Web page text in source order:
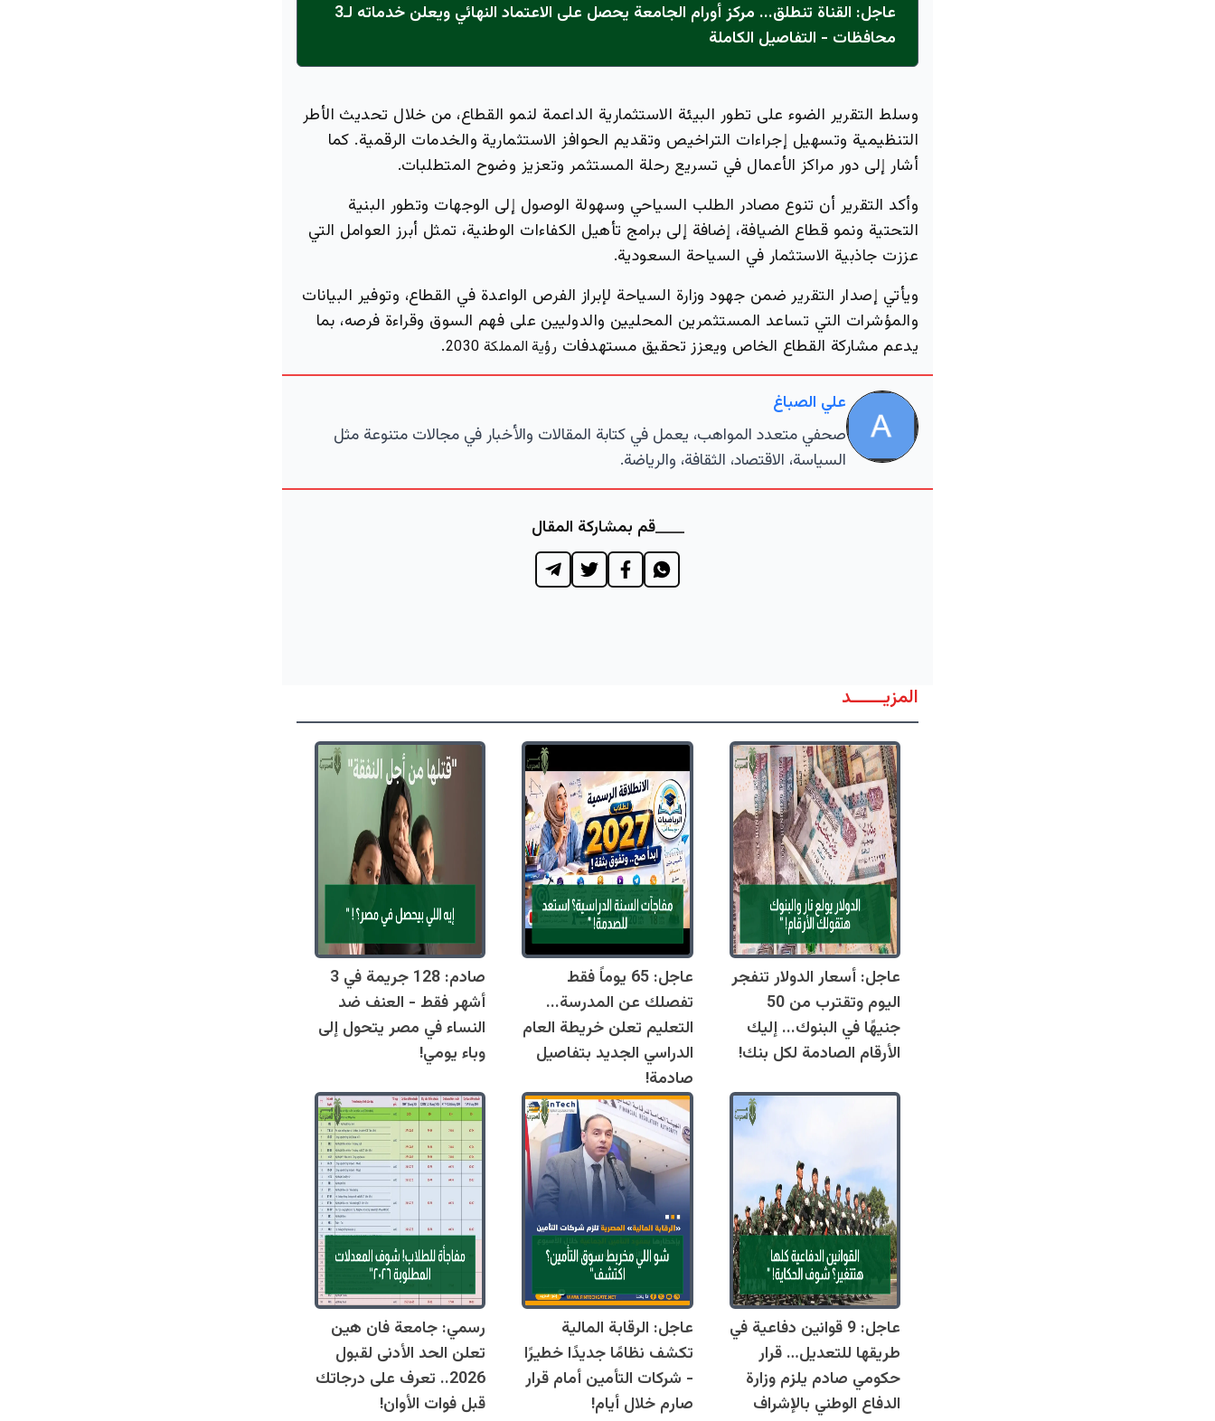
عاجل: القناة تنطلق... مركز أورام الجامعة يحصل على الاعتماد النهائي ويعلن خدماته لـ3
محافظات - التفاصيل الكاملة
وسلط التقرير الضوء على تطور البيئة الاستثمارية الداعمة لنمو القطاع، من خلال تحديث الأطر
التنظيمية وتسهيل إجراءات التراخيص وتقديم الحوافز الاستثمارية والخدمات الرقمية. كما
أشار إلى دور مراكز الأعمال في تسريع رحلة المستثمر وتعزيز وضوح المتطلبات.
وأكد التقرير أن تنوع مصادر الطلب السياحي وسهولة الوصول إلى الوجهات وتطور البنية
التحتية ونمو قطاع الضيافة، إضافة إلى برامج تأهيل الكفاءات الوطنية، تمثل أبرز العوامل التي
عززت جاذبية الاستثمار في السياحة السعودية.
ويأتي إصدار التقرير ضمن جهود وزارة السياحة لإبراز الفرص الواعدة في القطاع، وتوفير البيانات
والمؤشرات التي تساعد المستثمرين المحليين والدوليين على فهم السوق وقراءة فرصه، بما
يدعم مشاركة القطاع الخاص ويعزز تحقيق مستهدفات رؤية المملكة 2030 .
علي الصباغ
صحفي متعدد المواهب، يعمل في كتابة المقالات والأخبار في مجالات متنوعة مثل
السياسة، الاقتصاد، الثقافة، والرياضة.
قم بمشاركة المقال
المزيــــــد
عاجل: أسعار الدولار تنفجر
اليوم وتقترب من 50
جنيهًا في البنوك... إليك
الأرقام الصادمة لكل بنك!
عاجل: 65 يوماً فقط
تفصلك عن المدرسة...
التعليم تعلن خريطة العام
الدراسي الجديد بتفاصيل
صادمة!
صادم: 128 جريمة في 3
أشهر فقط - العنف ضد
النساء في مصر يتحول إلى
وباء يومي!
عاجل: 9 قوانين دفاعية في
طريقها للتعديل… قرار
حكومي صادم يلزم وزارة
الدفاع الوطني بالإشراف
عاجل: الرقابة المالية
تكشف نظامًا جديدًا خطيرًا
- شركات التأمين أمام قرار
صارم خلال أيام!
رسمي: جامعة فان هين
تعلن الحد الأدنى لقبول
2026.. تعرف على درجاتك
قبل فوات الأوان!